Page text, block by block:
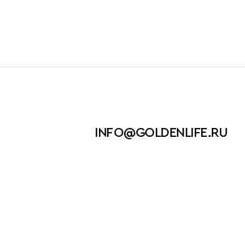
INFO@GOLDENLIFE.RU